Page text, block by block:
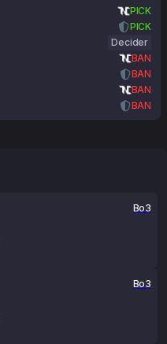
PICK
PICK
Decider
BAN
BAN
BAN
BAN
Bo3
Bo3